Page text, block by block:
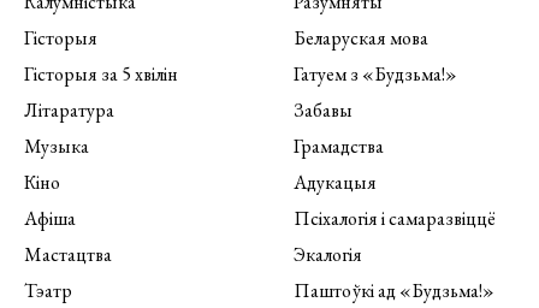
Гісторыя
Гісторыя за 5 хвілін
Літаратура
Музыка
Кіно
Афіша
Мастацтва
Тэатр
Беларуская мова
Гатуем з «Будзьма!»
Забавы
Грамадства
Адукацыя
Псіхалогія і самаразвіццё
Экалогія
Паштоўкі ад «Будзьма!»